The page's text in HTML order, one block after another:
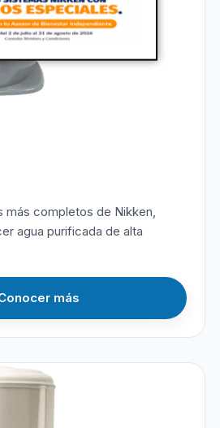
más completos de Nikken,
agua purificada de alta
más